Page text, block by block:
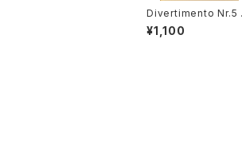
Divertimento Nr.5
r drei Basetthörner
(zwei klarinetten
¥1,100